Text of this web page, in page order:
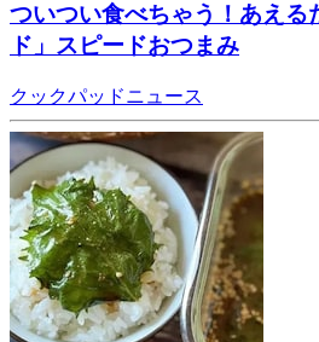
ついつい食べちゃう！あえる
ド」スピードおつまみ
クックパッドニュース